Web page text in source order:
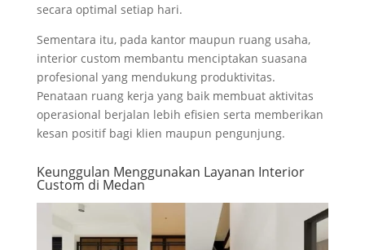
secara optimal setiap hari.
Sementara itu, pada kantor maupun ruang usaha,
interior custom membantu menciptakan suasana
profesional yang mendukung produktivitas.
Penataan ruang kerja yang baik membuat aktivitas
operasional berjalan lebih efisien serta memberikan
kesan positif bagi klien maupun pengunjung.
Keunggulan Menggunakan Layanan Interior
Custom di Medan